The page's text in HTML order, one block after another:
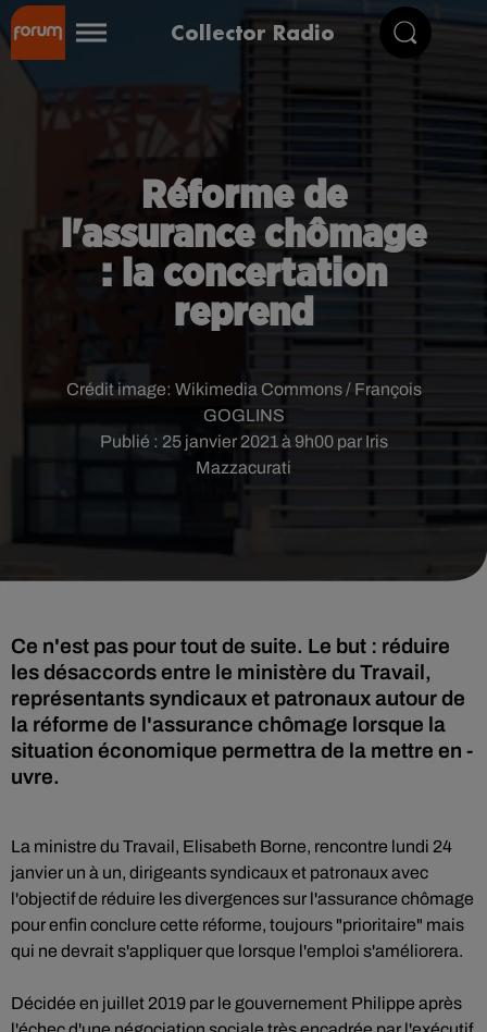
Collector Radio
Réforme de
l'assurance chômage
: la concertation
reprend
Publié : 25 janvier 2021 à 9h00 par Iris
Mazzacurati
Crédit image: Wikimedia Commons / François
GOGLINS
Ce n'est pas pour tout de suite. Le but : réduire
les désaccords entre le ministère du Travail,
représentants syndicaux et patronaux autour de
la réforme de l'assurance chômage lorsque la
situation économique permettra de la mettre en -
uvre.
La ministre du Travail, Elisabeth Borne, rencontre lundi 24
janvier un à un, dirigeants syndicaux et patronaux avec
l'objectif de réduire les divergences sur l'assurance chômage
pour enfin conclure cette réforme, toujours "prioritaire" mais
qui ne devrait s'appliquer que lorsque l'emploi s'améliorera.
Décidée en juillet 2019 par le gouvernement Philippe après